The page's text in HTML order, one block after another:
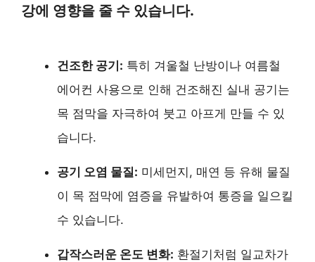
강에 영향을 줄 수 있습니다.
건조한 공기: 특히 겨울철 난방이나 여름철
에어컨 사용으로 인해 건조해진 실내 공기는
목 점막을 자극하여 붓고 아프게 만들 수 있
습니다.
공기 오염 물질: 미세먼지, 매연 등 유해 물질
이 목 점막에 염증을 유발하여 통증을 일으킬
수 있습니다.
갑작스러운 온도 변화: 환절기처럼 일교차가